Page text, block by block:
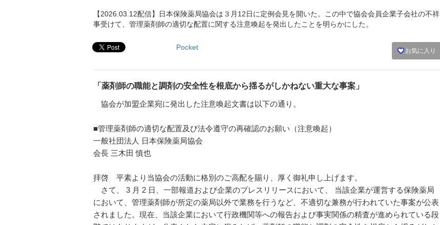
【2026.03.12配信】日本保険薬局協会は３月12日に定例会見を開いた。この中で協会会員企業子会社の不祥
事受けて、管理薬剤師の適切な配置に関する注意喚起を発出したことを明らかにした。
お気に入り
Pocket
「薬剤師の職能と調剤の安全性を根底から揺るがしかねない重大な事案」
協会が加盟企業宛に発出した注意喚起文書は以下の通り。
■管理薬剤師の適切な配置及び法令遵守の再確認のお願い（注意喚起）
一般社団法人 日本保険薬局協会
会長 三木田 慎也
拝啓 平素より当協会の活動に格別のご高配を賜り、厚く御礼申し上げます。
さて、 3 月 2 日、一部報道および企業のプレスリリースにおいて、 当該企業が運営する保険薬局
において、管理薬剤師が所定の薬局以外で業務を行うなど、不適切な兼務が行われていた事案が公表
されました。現在、当該企業において行政機関等への報告および事実関係の精査が進められている段